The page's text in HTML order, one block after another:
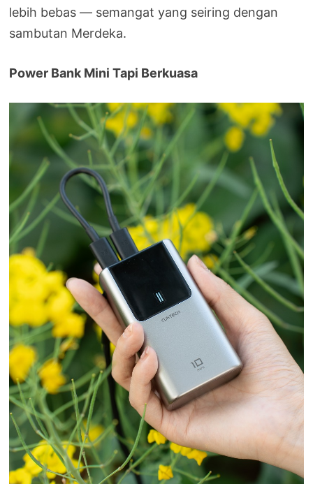
lebih bebas — semangat yang seiring dengan
sambutan Merdeka.
Power Bank Mini Tapi Berkuasa